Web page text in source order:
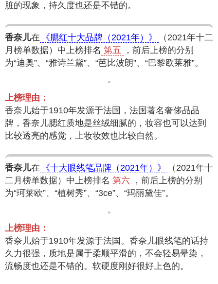
脏的现象，持久度也还是不错的。
香奈儿在 《腮红十大品牌（2021年）》
（2021年十二
月榜单数据）中上榜排名 第五
，前后上榜的分别
为“迪奥”、“雅诗兰黛”、“芭比波朗”、“巴黎欧莱雅”。
上榜理由：
香奈儿始于1910年发源于法国，法国著名奢侈品品
牌，香奈儿腮红质地是丝绒细腻的，妆容也可以达到
比较透亮的感觉，上妆妆效也比较自然。
香奈儿在 《十大眼线笔品牌（2021年）》
（2021年十
二月榜单数据）中上榜排名 第六
，前后上榜的分别
为“珂莱欧”、“植树秀”、“3ce”、“玛丽黛佳”。
上榜理由：
香奈儿始于1910年发源于法国。香奈儿眼线笔的话持
久力很强，质地是属于柔顺平滑的，不会轻易晕染，
流畅度也还是不错的。软硬度刚好很好上色的。